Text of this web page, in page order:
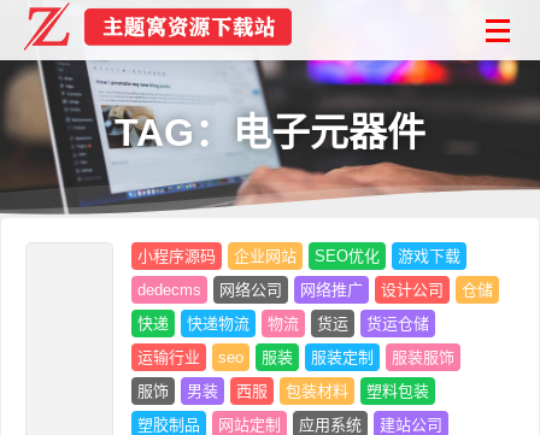
TAG：电子元器件
小程序源码 企业网站 SEO优化
游戏下载
dedecms
网络公司 网络推广 设计公司
仓储
快递
快递物流 物流 货运
货运仓储
运输行业
seo 服装 服装定制
服装服饰
服饰
男装 西服 包装材料
塑料包装
塑胶制品
网站定制 应用系统
建站公司